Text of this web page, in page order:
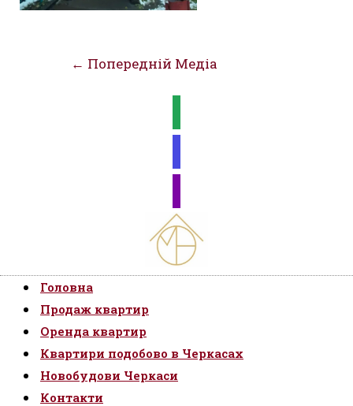
Навігація
← Попередній Медіа
Головна
Продаж квартир
Оренда квартир
Квартири подобово в Черкасах
Новобудови Черкаси
Контакти